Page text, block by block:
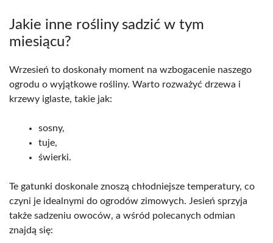
Jakie inne rośliny sadzić w tym
miesiącu?
Wrzesień to doskonały moment na wzbogacenie naszego
ogrodu o wyjątkowe rośliny. Warto rozważyć drzewa i
krzewy iglaste, takie jak:
sosny,
tuje,
świerki.
Te gatunki doskonale znoszą chłodniejsze temperatury, co
czyni je idealnymi do ogrodów zimowych. Jesień sprzyja
także sadzeniu owoców, a wśród polecanych odmian
znajdą się: